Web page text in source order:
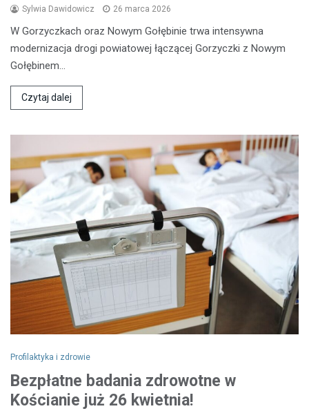
Sylwia Dawidowicz 26 marca 2026
W Gorzyczkach oraz Nowym Gołębinie trwa intensywna
modernizacja drogi powiatowej łączącej Gorzyczki z Nowym
Gołębinem…
Czytaj dalej
Profilaktyka i zdrowie
Bezpłatne badania zdrowotne w
Kościanie już 26 kwietnia!